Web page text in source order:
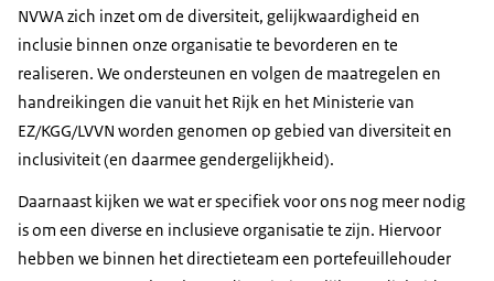
NVWA zich inzet om de diversiteit, gelijkwaardigheid en
inclusie binnen onze organisatie te bevorderen en te
realiseren. We ondersteunen en volgen de maatregelen en
handreikingen die vanuit het Rijk en het Ministerie van
EZ/KGG/LVVN worden genomen op gebied van diversiteit en
inclusiviteit (en daarmee gendergelijkheid).
Daarnaast kijken we wat er specifiek voor ons nog meer nodig
is om een diverse en inclusieve organisatie te zijn. Hiervoor
hebben we binnen het directieteam een portefeuillehouder